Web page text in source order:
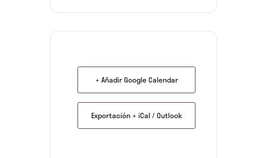
+ Añadir Google Calendar
Exportación + iCal / Outlook